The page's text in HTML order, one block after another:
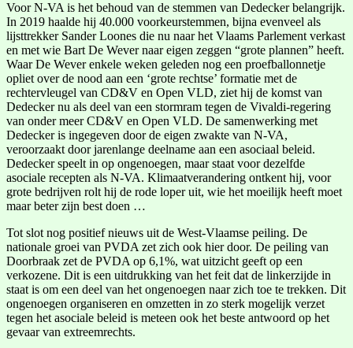
Voor N-VA is het behoud van de stemmen van Dedecker belangrijk.
In 2019 haalde hij 40.000 voorkeurstemmen, bijna evenveel als
lijsttrekker Sander Loones die nu naar het Vlaams Parlement verkast
en met wie Bart De Wever naar eigen zeggen “grote plannen” heeft.
Waar De Wever enkele weken geleden nog een proefballonnetje
opliet over de nood aan een ‘grote rechtse’ formatie met de
rechtervleugel van CD&V en Open VLD, ziet hij de komst van
Dedecker nu als deel van een stormram tegen de Vivaldi-regering
van onder meer CD&V en Open VLD. De samenwerking met
Dedecker is ingegeven door de eigen zwakte van N-VA,
veroorzaakt door jarenlange deelname aan een asociaal beleid.
Dedecker speelt in op ongenoegen, maar staat voor dezelfde
asociale recepten als N-VA. Klimaatverandering ontkent hij, voor
grote bedrijven rolt hij de rode loper uit, wie het moeilijk heeft moet
maar beter zijn best doen …
Tot slot nog positief nieuws uit de West-Vlaamse peiling. De
nationale groei van PVDA zet zich ook hier door. De peiling van
Doorbraak zet de PVDA op 6,1%, wat uitzicht geeft op een
verkozene. Dit is een uitdrukking van het feit dat de linkerzijde in
staat is om een deel van het ongenoegen naar zich toe te trekken. Dit
ongenoegen organiseren en omzetten in zo sterk mogelijk verzet
tegen het asociale beleid is meteen ook het beste antwoord op het
gevaar van extreemrechts.